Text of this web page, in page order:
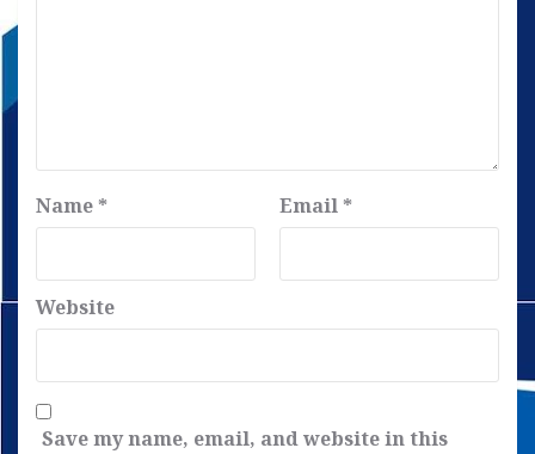
Name * Email *
Website
Save my name, email, and website in this